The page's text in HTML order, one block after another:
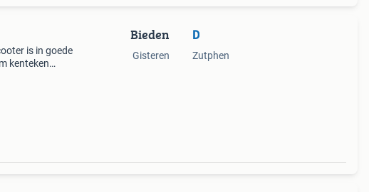
is in goede
kenteken
Bieden
Gisteren
D
Zutphen